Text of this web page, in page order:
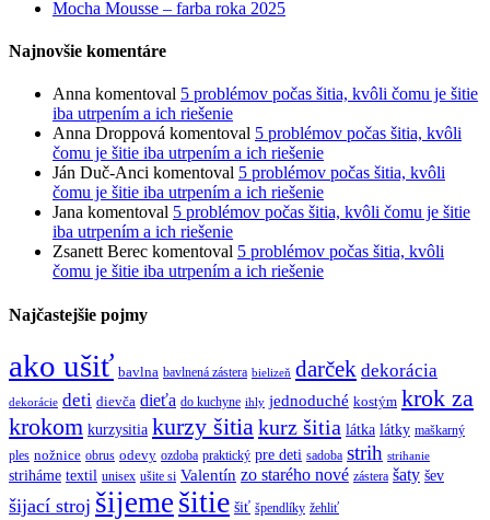
Mocha Mousse – farba roka 2025
Najnovšie komentáre
Anna komentoval 5 problémov počas šitia, kvôli čomu je šitie
iba utrpením a ich riešenie
Anna Droppová komentoval 5 problémov počas šitia, kvôli
čomu je šitie iba utrpením a ich riešenie
Ján Duč-Anci komentoval 5 problémov počas šitia, kvôli
čomu je šitie iba utrpením a ich riešenie
Jana komentoval 5 problémov počas šitia, kvôli čomu je šitie
iba utrpením a ich riešenie
Zsanett Berec komentoval 5 problémov počas šitia, kvôli
čomu je šitie iba utrpením a ich riešenie
Najčastejšie pojmy
ako ušiť bavlna bavlnená zástera bielizeň darček dekorácia
dekorácie deti dievča dieťa do kuchyne ihly jednoduché kostým krok za
krokom kurzysitia kurzy šitiakurz šitia látka látky maškarný
ples nožnice obrus odevy ozdoba praktický pre deti sadoba strih strihanie
striháme textil unisex ušite si Valentín zo starého nové zástera šaty šev
šijací stroj šijeme šitie šiť špendlíky žehliť